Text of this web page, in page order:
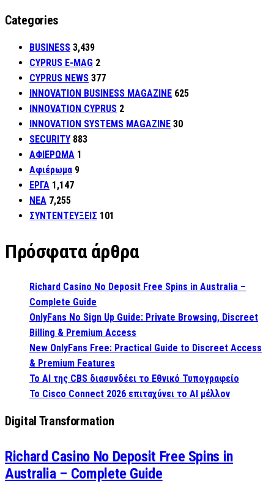
Categories
BUSINESS 3,439
CYPRUS E-MAG 2
CYPRUS NEWS 377
INNOVATION BUSINESS MAGAZINE 625
INNOVATION CYPRUS 2
INNOVATION SYSTEMS MAGAZINE 30
SECURITY 883
ΑΦΙΕΡΩΜΑ 1
Αφιέρωμα 9
ΕΡΓΑ 1,147
ΝΕΑ 7,255
ΣΥΝΤΕΝΤΕΥΞΕΙΣ 101
Πρόσφατα άρθρα
Richard Casino No Deposit Free Spins in Australia –
Complete Guide
OnlyFans No Sign Up Guide: Private Browsing, Discreet
Billing & Premium Access
New OnlyFans Free: Practical Guide to Discreet Access
& Premium Features
Το AI της CBS διασυνδέει το Εθνικό Τυπογραφείο
Το Cisco Connect 2026 επιταχύνει το AI μέλλον
Digital Transformation
Richard Casino No Deposit Free Spins in
Australia – Complete Guide